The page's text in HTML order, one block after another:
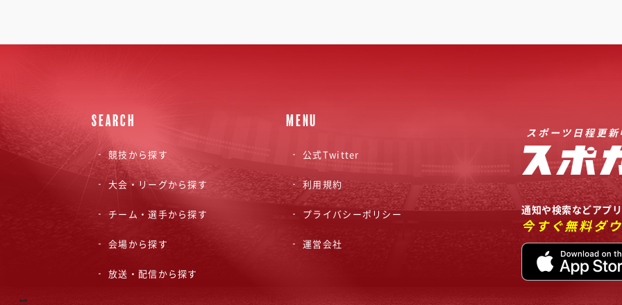
SEARCH
競技から探す
大会・リーグから探す
チーム・選手から探す
会場から探す
放送・配信から探す
MENU
公式Twitter
利用規約
プライバシーポリシー
運営会社
スポーツ日程更新
通知や検索などアプ
今すぐ無料ダ